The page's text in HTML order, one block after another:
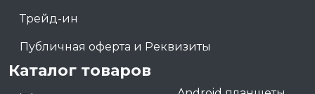
Трейд-ин
Публичная оферта и Реквизиты
Каталог товаров